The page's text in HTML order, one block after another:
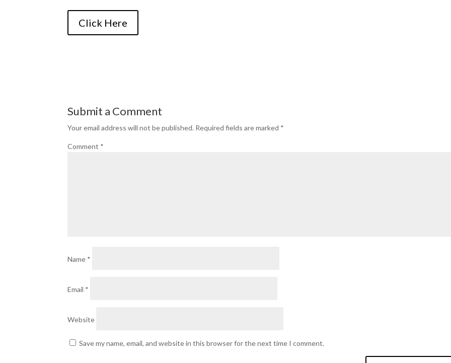
Click Here
Submit a Comment
Your email address will not be published. Required fields are marked *
Comment *
Name *
Email *
Website
Save my name, email, and website in this browser for the next time I comment.